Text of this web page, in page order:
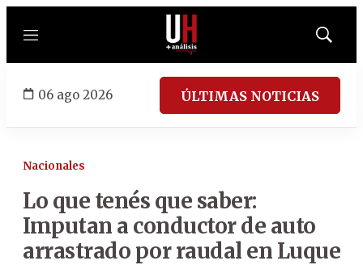
Menú
Mostrar
06 ago 2026 ÚLTIMAS NOTICIAS
Nacionales
Lo que tenés que saber:
Imputan a conductor de auto
arrastrado por raudal en Luque